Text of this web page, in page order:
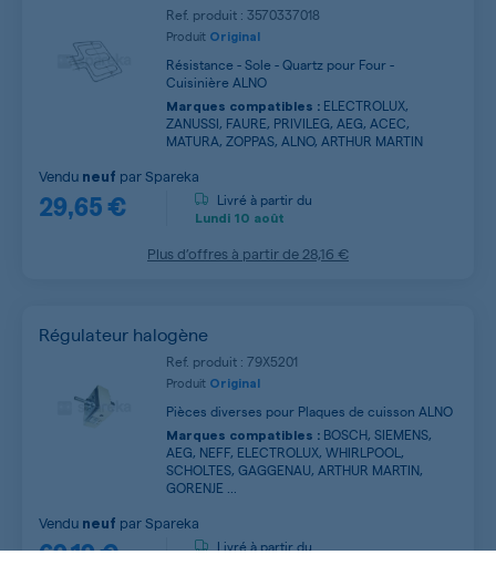
Ref. produit : 3570337018
Produit Original
Résistance - Sole - Quartz pour Four -
Cuisinière ALNO
Marques compatibles : ELECTROLUX,
ZANUSSI, FAURE, PRIVILEG, AEG, ACEC,
MATURA, ZOPPAS, ALNO, ARTHUR MARTIN
29,65 €
Vendu neuf parSpareka
Livré à partir du
Lundi 10 août
Plus d’offres à partir de 28,16 €
Régulateur halogène
Ref. produit : 79X5201
Produit Original
Pièces diverses pour Plaques de cuisson ALNO
Marques compatibles : BOSCH, SIEMENS,
AEG, NEFF, ELECTROLUX, WHIRLPOOL,
SCHOLTES, GAGGENAU, ARTHUR MARTIN,
GORENJE ...
69,19 €
Vendu neuf parSpareka
Livré à partir du